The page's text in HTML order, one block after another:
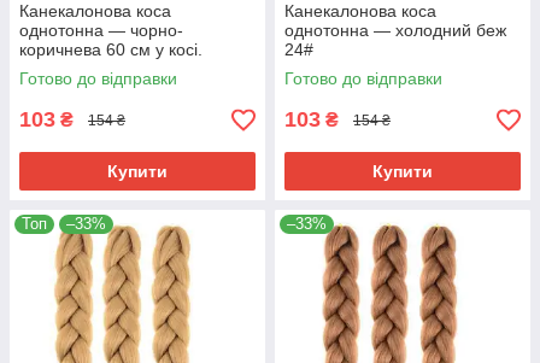
Канекалонова коса
однотонна — чорно-
коричнева 60 см у косі.
Термостійкий. 2#
Готово до відправки
103 ₴ 154 ₴
Купити
Канекалонова коса
однотонна — холодний беж
24#
Готово до відправки
103 ₴ 154 ₴
Купити
Топ –33% –33%